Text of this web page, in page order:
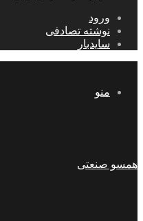
ورود
نوشته تصادفی
سایدبار
منو
همسو صنعتی